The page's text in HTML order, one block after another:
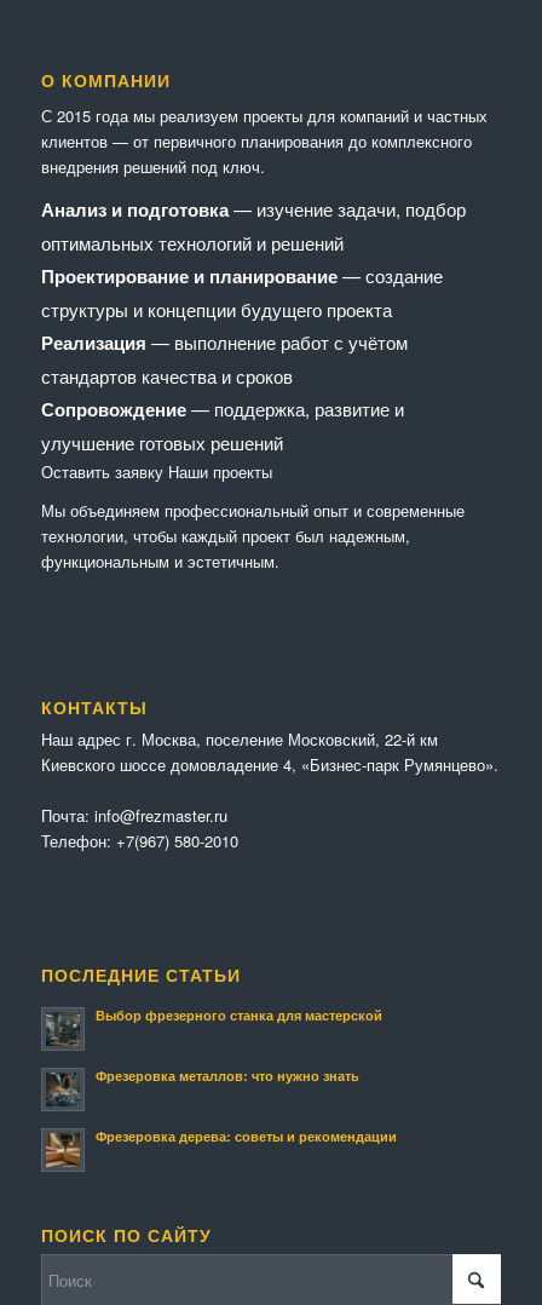
О КОМПАНИИ
С 2015 года мы реализуем проекты для компаний и частных
клиентов — от первичного планирования до комплексного
внедрения решений под ключ.
Анализ и подготовка— изучение задачи, подбор
оптимальных технологий и решений
Проектирование и планирование— создание
структуры и концепции будущего проекта
Реализация — выполнение работ с учётом
стандартов качества и сроков
Сопровождение— поддержка, развитие и
улучшение готовых решений
Оставить заявку Наши проекты
Мы объединяем профессиональный опыт и современные
технологии, чтобы каждый проект был надежным,
функциональным и эстетичным.
КОНТАКТЫ
Наш адрес г. Москва, поселение Московский, 22-й км
Киевского шоссе домовладение 4, «Бизнес-парк Румянцево».
Почта: info@frezmaster.ru
Телефон: +7(967) 580-2010
ПОСЛЕДНИЕ СТАТЬИ
Выбор фрезерного станка для мастерской
Фрезеровка металлов: что нужно знать
Фрезеровка дерева: советы и рекомендации
ПОИСК ПО САЙТУ